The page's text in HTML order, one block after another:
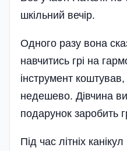
шкільний вечір.
Одного разу вона
навчитись грі на
інструмент коштував,
недешево. Дівчина
подарунок заробить
Під час літніх